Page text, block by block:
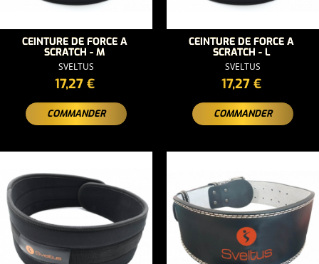
CEINTURE DE FORCE A
SCRATCH - M
SVELTUS
PRIX
17,27 €
COMMANDER
CEINTURE DE FORCE A
SCRATCH - L
SVELTUS
PRIX
17,27 €
COMMANDER